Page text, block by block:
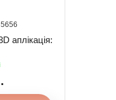
аплікація: